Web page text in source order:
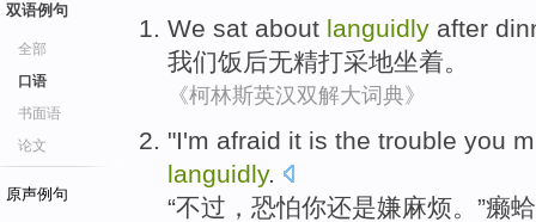
双语例句
全部
口语
书面语
论文
原声例句
We sat about languidly after
我们饭后无精打采地坐着。
《柯林斯英汉双解大词典》
"I'm afraid it is the trouble you
languidly.
“不过 ， 恐怕你还是嫌麻烦。”癞